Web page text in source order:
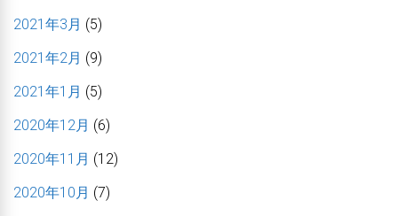
2021年3月 (5)
2021年2月 (9)
2021年1月 (5)
2020年12月 (6)
2020年11月 (12)
2020年10月 (7)